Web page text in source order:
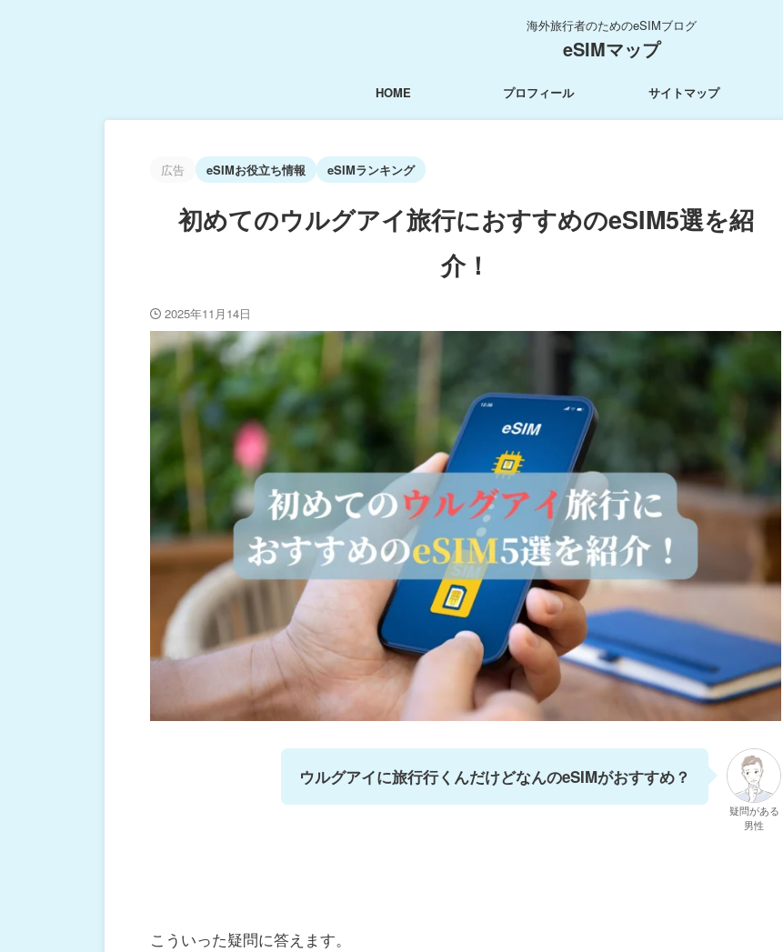
海外旅行者のためのeSIMブログ
eSIMマップ
HOME プロフィール サイトマップ
広告 eSIMお役立ち情報 eSIMランキング
初めてのウルグアイ旅行におすすめのeSIM5選を紹
介！
2025年11月14日
ウルグアイに旅行行くんだけどなんのeSIMがおすすめ？
疑問がある
男性
こういった疑問に答えます。